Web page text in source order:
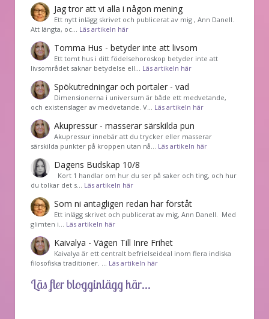
Jag tror att vi alla i någon mening
Ett nytt inlägg skrivet och publicerat av mig , Ann Danell.
Att längta, oc… Läs artikeln här
Tomma Hus - betyder inte att livsom
Ett tomt hus i ditt födelsehoroskop betyder inte att
livsområdet saknar betydelse ell… Läs artikeln här
Spökutredningar och portaler - vad
Dimensionerna i universum är både ett medvetande,
och existenslager av medvetande. V… Läs artikeln här
Akupressur - masserar särskilda pun
Akupressur innebär att du trycker eller masserar
särskilda punkter på kroppen utan nå… Läs artikeln här
Dagens Budskap 10/8
Kort 1 handlar om hur du ser på saker och ting, och hur
du tolkar det s… Läs artikeln här
Som ni antagligen redan har förståt
Ett inlägg skrivet och publicerat av mig, Ann Danell. Med
glimten i… Läs artikeln här
Kaivalya - Vägen Till Inre Frihet
Kaivalya är ett centralt befrielseideal inom flera indiska
filosofiska traditioner. … Läs artikeln här
Läs fler blogginlägg här...